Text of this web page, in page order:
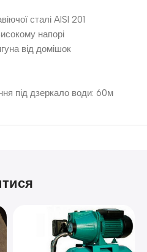
сталі AISI 201
напорі
від домішок
під дзеркало води: 60м